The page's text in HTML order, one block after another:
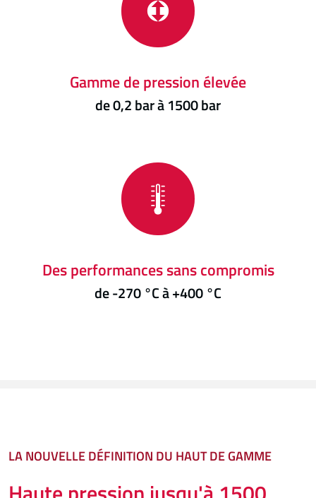
Gamme de pression élevée
de 0,2 bar à 1500 bar
Des performances sans compromis
de -270 °C à +400 °C
LA NOUVELLE DÉFINITION DU HAUT DE GAMME